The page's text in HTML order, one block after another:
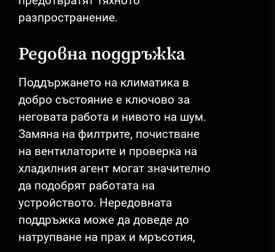
разпространение.
Редовна поддръжка
Поддържането на климатика в
добро състояние е ключово за
неговата работа и нивото на шум.
Замяна на филтрите, почистване
на вентилаторите и проверка на
хладилния агент могат значително
да подобрят работата на
устройството. Нередовната
поддръжка може да доведе до
натрупване на прах и мръсотия,